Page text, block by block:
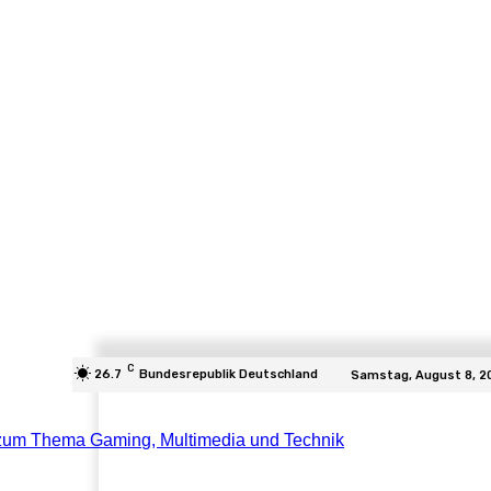
26.7 C Bundesrepublik Deutschland Samstag, August 8,